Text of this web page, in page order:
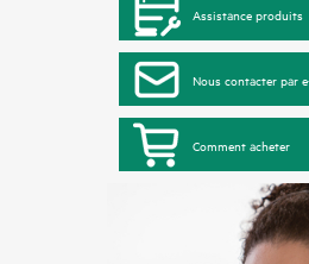
Assistance produits
Nous contacter par
Comment acheter